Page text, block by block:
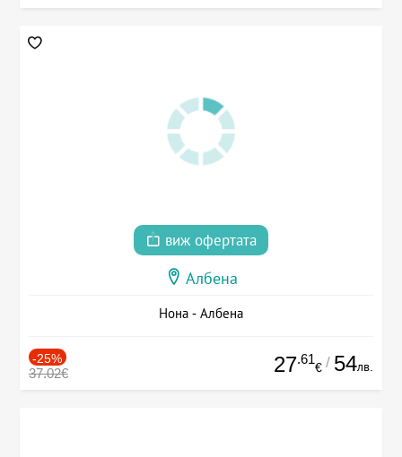
виж офертата
Албена
Нона - Албена
-25%
37.02€ 27.61
€ / 54лв.